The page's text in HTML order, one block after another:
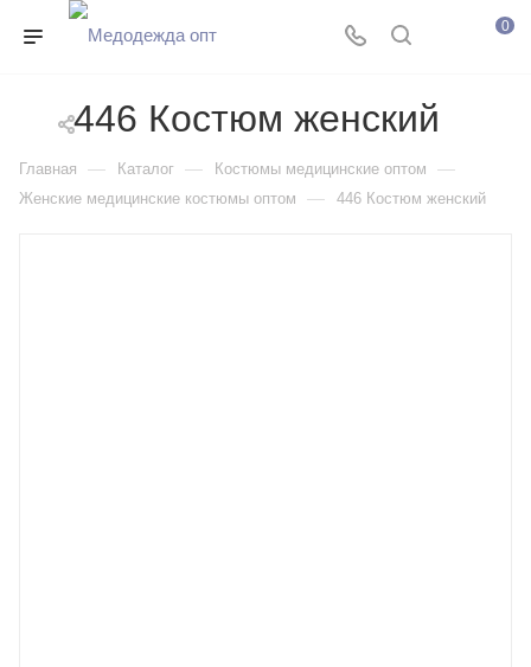
0
446 Костюм женский
Главная — Каталог — Костюмы медицинские оптом —
Женские медицинские костюмы оптом — 446 Костюм женский